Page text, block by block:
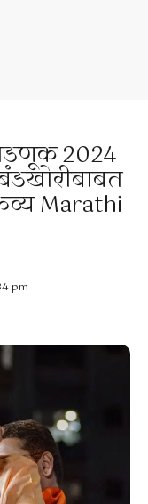
2024
Marathi
pm